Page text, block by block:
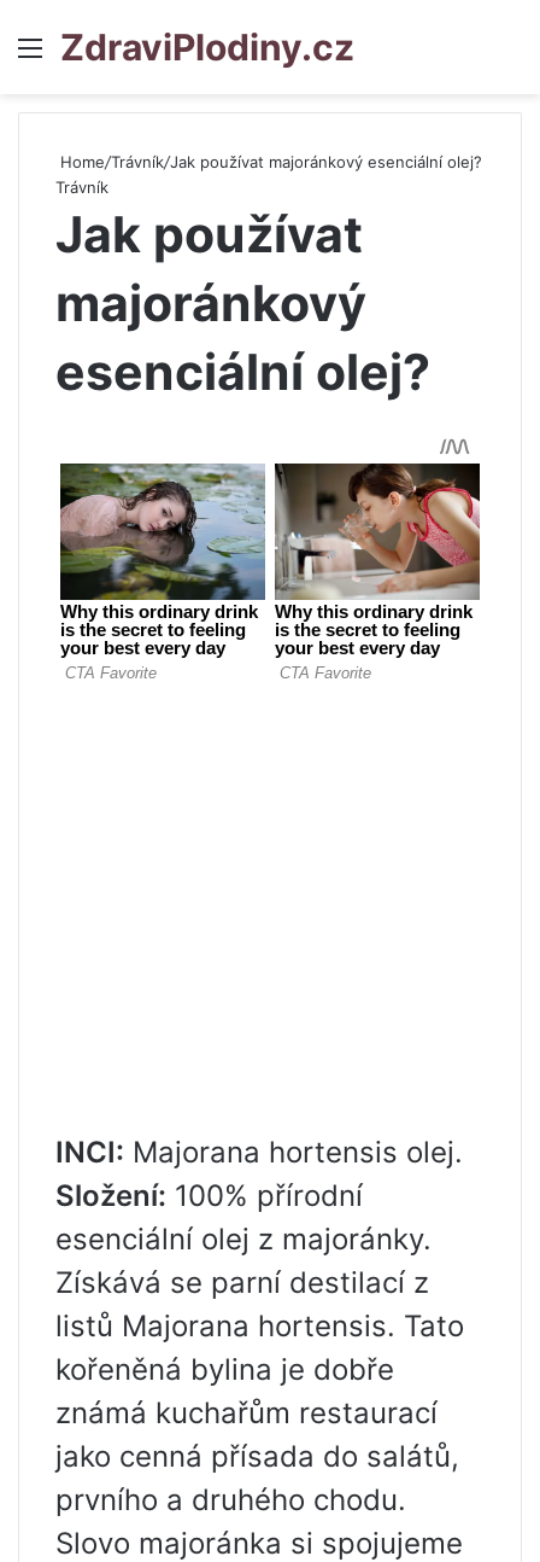
Menu
ZdraviPlodiny.cz
Home/Trávník/Jak používat majoránkový esenciální olej?
Trávník
Jak používat
majoránkový
esenciální olej?
INCI: Majorana hortensis olej.
Složení: 100% přírodní
esenciální olej z majoránky.
Získává se parní destilací z
listů Majorana hortensis. Tato
kořeněná bylina je dobře
známá kuchařům restaurací
jako cenná přísada do salátů,
prvního a druhého chodu.
Slovo majoránka si spojujeme